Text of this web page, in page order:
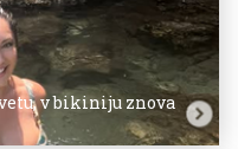
v bikiniju znova